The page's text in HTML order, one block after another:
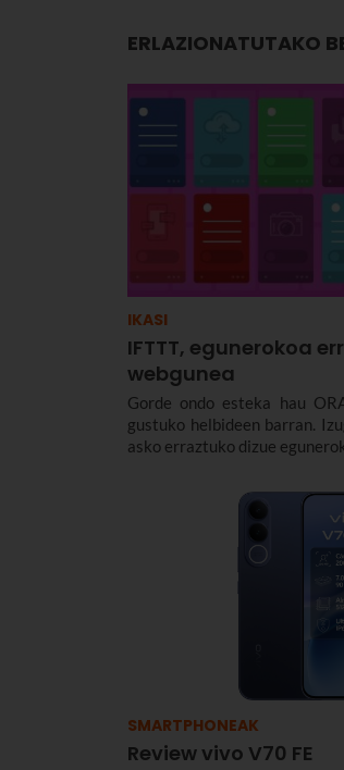
ERLAZIONATUTAKO
IKASI
IFTTT, egunerokoa
webgunea
Gorde ondo esteka hau
gustuko helbideen barran.
asko erraztuko dizue
SMARTPHONEAK
Review vivo V70 FE